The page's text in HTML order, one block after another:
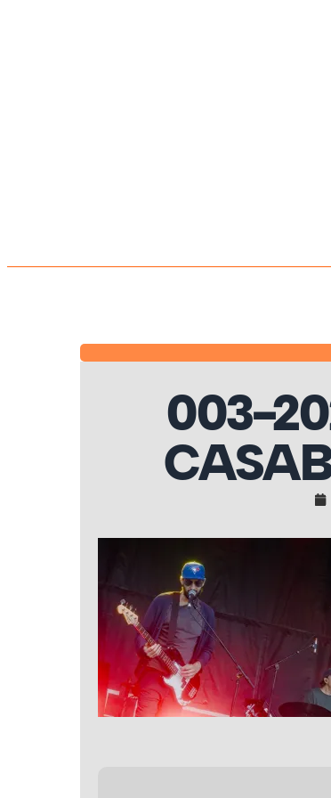
003-